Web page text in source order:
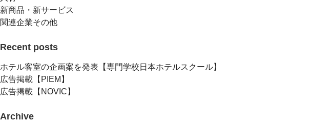
新商品・新サービス
関連企業その他
Recent posts
ホテル客室の企画案を発表【専門学校日本ホテルスクール】
広告掲載【PIEM】
広告掲載【NOVIC】
Archive